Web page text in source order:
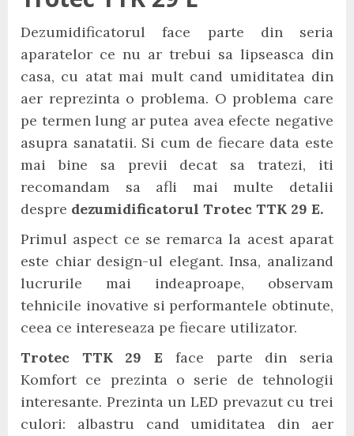
Dezumidificatorul face parte din seria
aparatelor ce nu ar trebui sa lipseasca din
casa, cu atat mai mult cand umiditatea din
aer reprezinta o problema. O problema care
pe termen lung ar putea avea efecte negative
asupra sanatatii. Si cum de fiecare data este
mai bine sa previi decat sa tratezi, iti
recomandam sa afli mai multe detalii
despre dezumidificatorul Trotec TTK 29 E.
Primul aspect ce se remarca la acest aparat
este chiar design-ul elegant. Insa, analizand
lucrurile mai indeaproape, observam
tehnicile inovative si performantele obtinute,
ceea ce intereseaza pe fiecare utilizator.
Trotec TTK 29 E face parte din seria
Komfort ce prezinta o serie de tehnologii
interesante. Prezinta un LED prevazut cu trei
culori: albastru cand umiditatea din aer